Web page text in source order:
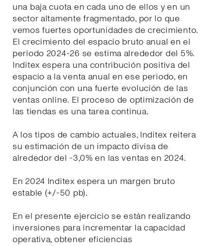
una baja cuota en cada uno de ellos y en un
sector altamente fragmentado, por lo que
vemos fuertes oportunidades de crecimiento.
El crecimiento del espacio bruto anual en el
periodo 2024-26 se estima alrededor del 5%.
Inditex espera una contribución positiva del
espacio a la venta anual en ese periodo, en
conjunción con una fuerte evolución de las
ventas online. El proceso de optimización de
las tiendas es una tarea continua.
A los tipos de cambio actuales, Inditex reitera
su estimación de un impacto divisa de
alrededor del -3,0% en las ventas en 2024.
En 2024 Inditex espera un margen bruto
estable (+/-50 pb).
En el presente ejercicio se están realizando
inversiones para incrementar la capacidad
operativa, obtener eficiencias